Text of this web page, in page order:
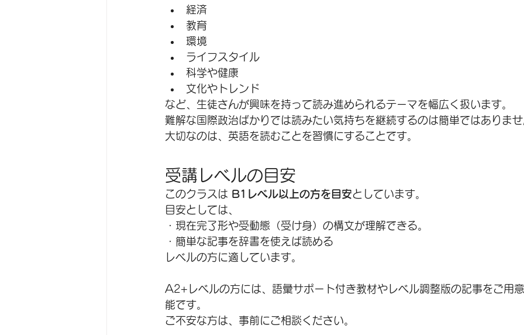
経済
教育
環境
ライフスタイル
科学や健康
文化やトレンド
など、生徒さんが興味を持って読み進められるテーマを幅広く扱います。
難解な国際政治ばかりでは読みたい気持ちを継続するのは簡単ではありま
大切なのは、英語を読むことを習慣にすることです。
受講レベルの目安
このクラスは B1レベル以上の方を目安としています。
目安としては、
・現在完了形や受動態（受け身）の構文が理解できる。
・簡単な記事を辞書を使えば読める
レベルの方に適しています。
A2+レベルの方には、語彙サポート付き教材やレベル調整版の記事をご用
能です。
ご不安な方は、事前にご相談ください。